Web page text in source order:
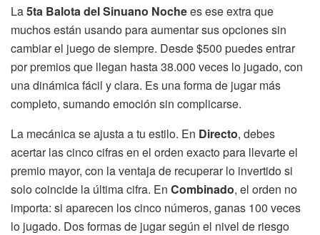
La5ta Balota del Sinuano Nochees ese extra que
muchos están usando para aumentar sus opciones sin
cambiar el juego de siempre. Desde $500 puedes entrar
por premios que llegan hasta 38.000 veces lo jugado, con
una dinámica fácil y clara. Es una forma de jugar más
completo, sumando emoción sin complicarse.
La mecánica se ajusta a tu estilo. En Directo, debes
acertar las cinco cifras en el orden exacto para llevarte el
premio mayor, con la ventaja de recuperar lo invertido si
solo coincide la última cifra. En Combinado, el orden no
importa: si aparecen los cinco números, ganas 100 veces
lo jugado. Dos formas de jugar según el nivel de riesgo